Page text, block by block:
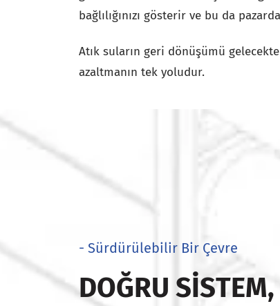
bağlılığınızı gösterir ve bu da
Atık suların geri dönüşümü
azaltmanın tek yoludur.
- Sürdürülebilir Bir Çevre
DOĞRU